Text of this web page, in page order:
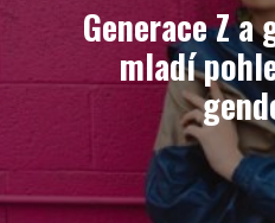
Generace Z a
mladí